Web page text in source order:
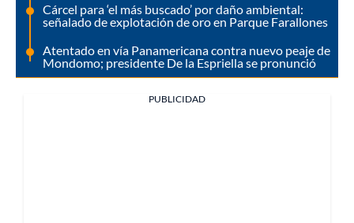
Cárcel para ‘el más buscado’ por daño ambiental:
señalado de explotación de oro en Parque Farallones
Atentado en vía Panamericana contra nuevo peaje de
Mondomo; presidente De la Espriella se pronunció
PUBLICIDAD